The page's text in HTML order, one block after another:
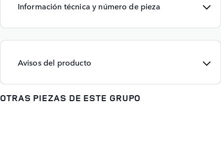
Información técnica y número de pieza
Avisos del producto
OTRAS PIEZAS DE ESTE GRUPO